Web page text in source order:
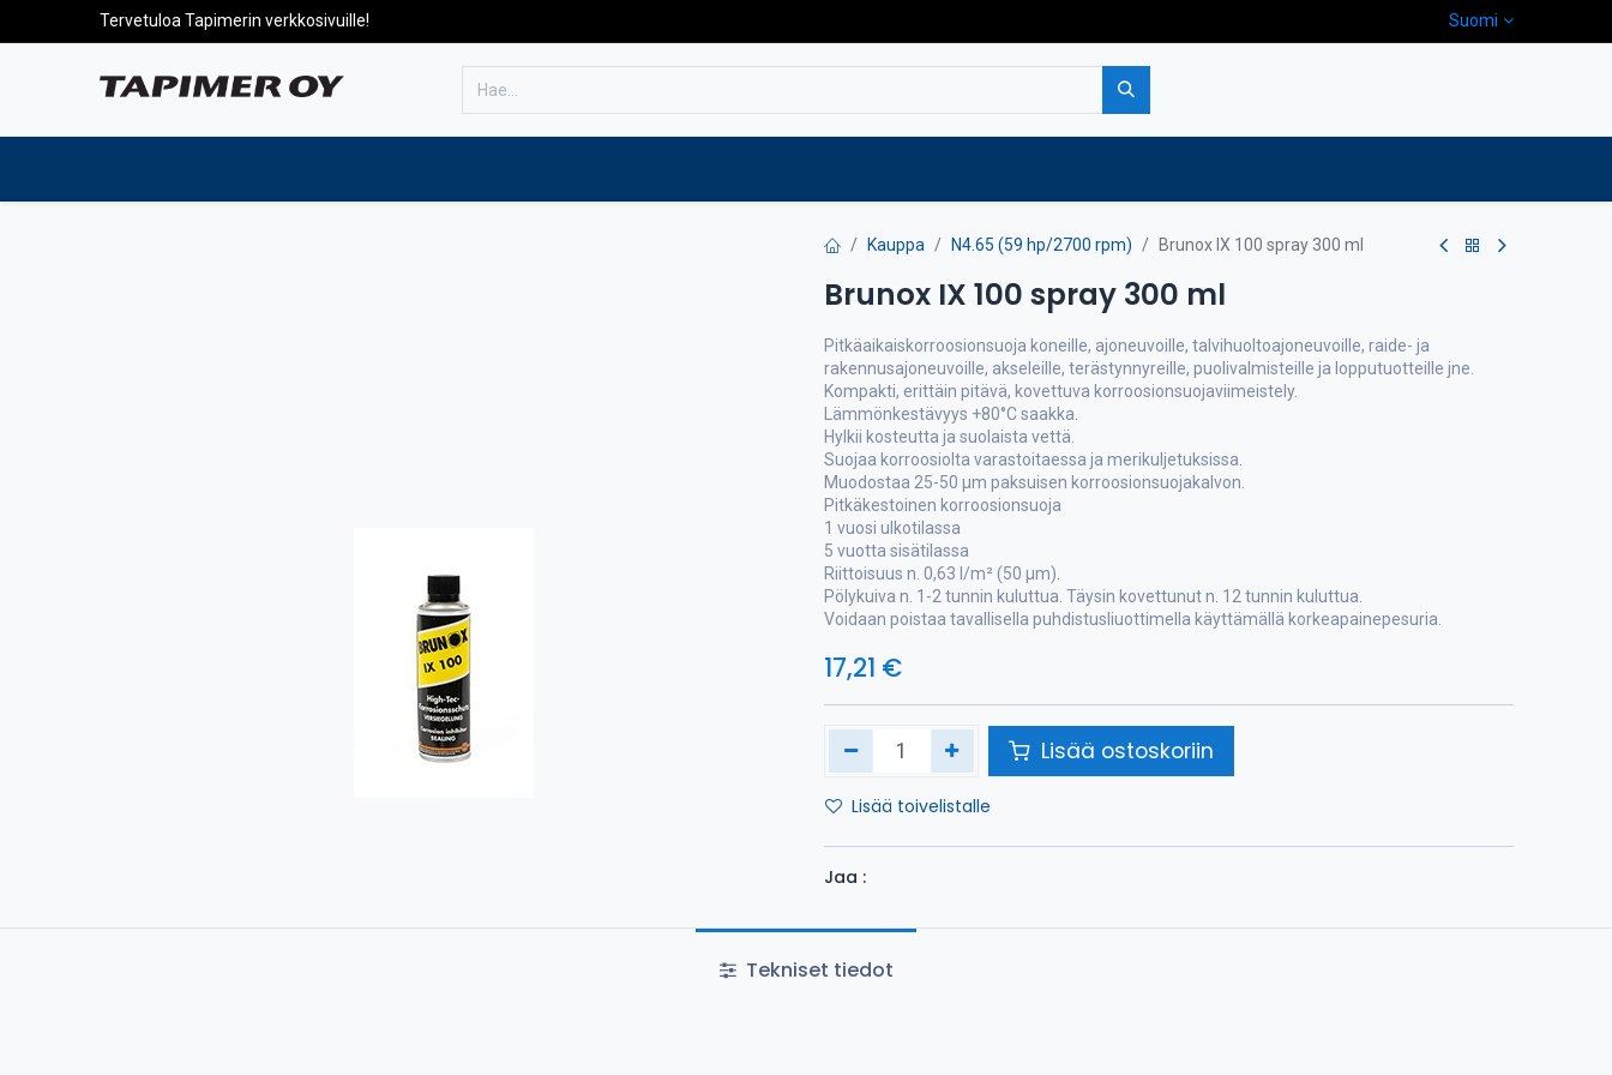
Tervetuloa Tapimerin verkkosivuille! Suomi
Kauppa N4.65 (59 hp/2700 rpm) Brunox IX 100 spray 300 ml
Brunox IX 100 spray 300 ml
Pitkäaikaiskorroosionsuoja koneille, ajoneuvoille, talvihuoltoajoneuvoille, raide- ja
rakennusajoneuvoille, akseleille, terästynnyreille, puolivalmisteille ja lopputuotteille jne.
Kompakti, erittäin pitävä, kovettuva korroosionsuojaviimeistely.
Lämmönkestävyys +80°C saakka.
Hylkii kosteutta ja suolaista vettä.
Suojaa korroosiolta varastoitaessa ja merikuljetuksissa.
Muodostaa 25-50 µm paksuisen korroosionsuojakalvon.
Pitkäkestoinen korroosionsuoja
1 vuosi ulkotilassa
5 vuotta sisätilassa
Riittoisuus n. 0,63 l/m² (50 µm).
Pölykuiva n. 1-2 tunnin kuluttua. Täysin kovettunut n. 12 tunnin kuluttua.
Voidaan poistaa tavallisella puhdistusliuottimella käyttämällä korkeapainepesuria.
17,21 €
Lisää ostoskoriin
Lisää toivelistalle
Jaa :
Tekniset tiedot